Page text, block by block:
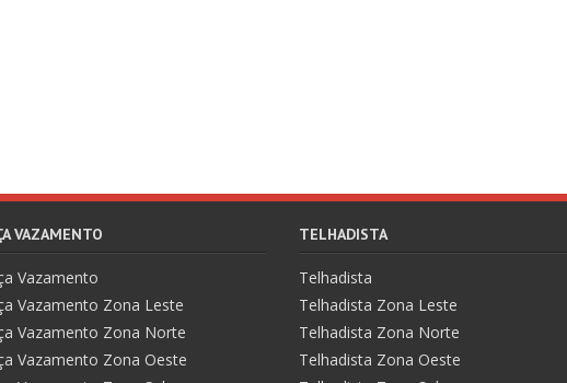
VAZAMENTO
Vazamento
Vazamento Zona Leste
Vazamento Zona Norte
Vazamento Zona Oeste
TELHADISTA
Telhadista
Telhadista Zona Leste
Telhadista Zona Norte
Telhadista Zona Oeste